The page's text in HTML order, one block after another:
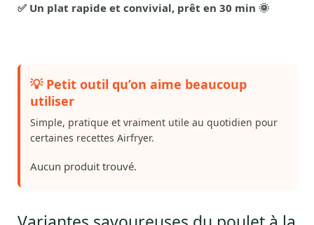
✅ Un plat rapide et convivial, prêt en 30 min 🌞
💡 Petit outil qu’on aime beaucoup
utiliser
Simple, pratique et vraiment utile au quotidien pour
certaines recettes Airfryer.
Aucun produit trouvé.